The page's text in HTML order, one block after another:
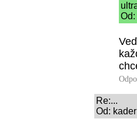
Re:...
Od: